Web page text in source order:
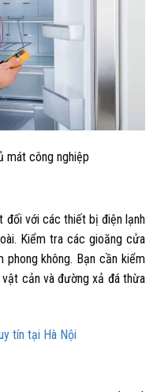
mát công nghiệp
đối với các thiết bị điện lạnh
Kiểm tra các gioăng cửa
không. Bạn cần kiểm
cản và đường xả đá thừa
tín tại Hà Nội